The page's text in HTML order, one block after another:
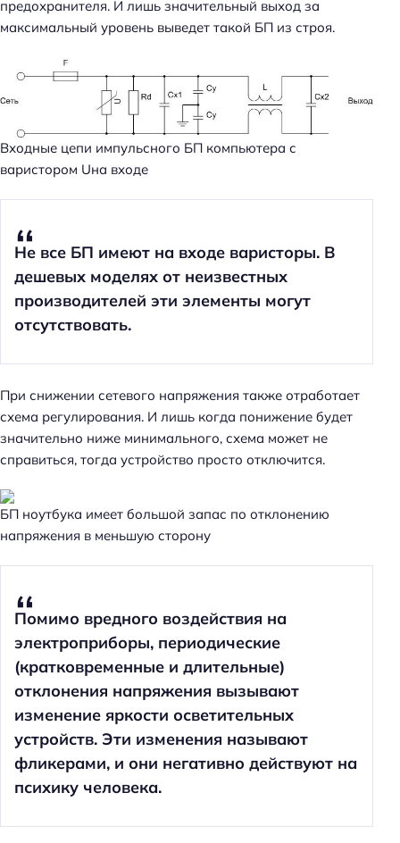
предохранителя. И лишь значительный выход за
максимальный уровень выведет такой БП из строя.
Входные цепи импульсного БП компьютера с
варистором Uна входе
Не все БП имеют на входе варисторы. В
дешевых моделях от неизвестных
производителей эти элементы могут
отсутствовать.
При снижении сетевого напряжения также отработает
схема регулирования. И лишь когда понижение будет
значительно ниже минимального, схема может не
справиться, тогда устройство просто отключится.
БП ноутбука имеет большой запас по отклонению
напряжения в меньшую сторону
Помимо вредного воздействия на
электроприборы, периодические
(кратковременные и длительные)
отклонения напряжения вызывают
изменение яркости осветительных
устройств. Эти изменения называют
фликерами, и они негативно действуют на
психику человека.